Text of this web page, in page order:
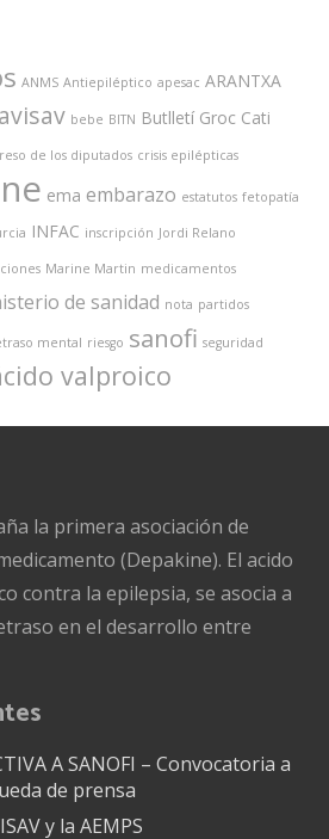
ANMS Antiepiléptico apesac ARANTXA
avisav bebe BITN Butlletí Groc Cati
de los diputados crisis epilépticas
ema embarazo estatutos fetopatía
INFAC inscripción Jordi Relano
Marine Martin medicamentos
de sanidad nota partidos
mental riesgo sanofi seguridad
valproico
la primera asociación de
(Depakine). El acido
contra la epilepsia, se asocia a
en el desarrollo entre
A SANOFI – Convocatoria a
de prensa
y la AEMPS